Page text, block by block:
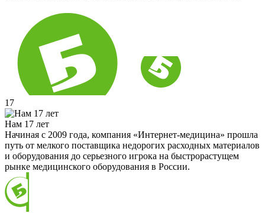
17
Нам 17 лет
Начиная с 2009 года, компания «Интернет-медицина» прошла
путь от мелкого поставщика недорогих расходных материалов
и оборудования до серьезного игрока на быстрорастущем
рынке медицинского оборудования в России.